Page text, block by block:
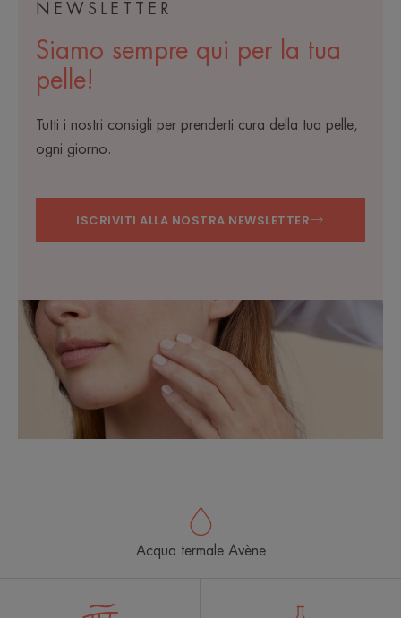
NEWSLETTER
Siamo sempre qui per la tua
pelle!
Tutti i nostri consigli per prenderti cura della tua pelle,
ogni giorno.
ISCRIVITI ALLA NOSTRA NEWSLETTER
Acqua termale Avène